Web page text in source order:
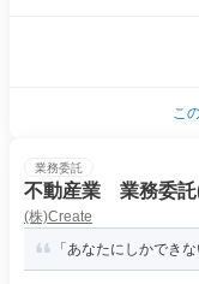
こ
業務委託
不動産業 業務委託
(株)Create
「あなたにしかでき